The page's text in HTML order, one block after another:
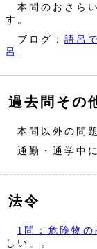
本問のおさら
す。
ブログ： 語呂
呂
過去問その
本問以外の問
通勤・通学中に
法令
1問：危険物の
しい」。